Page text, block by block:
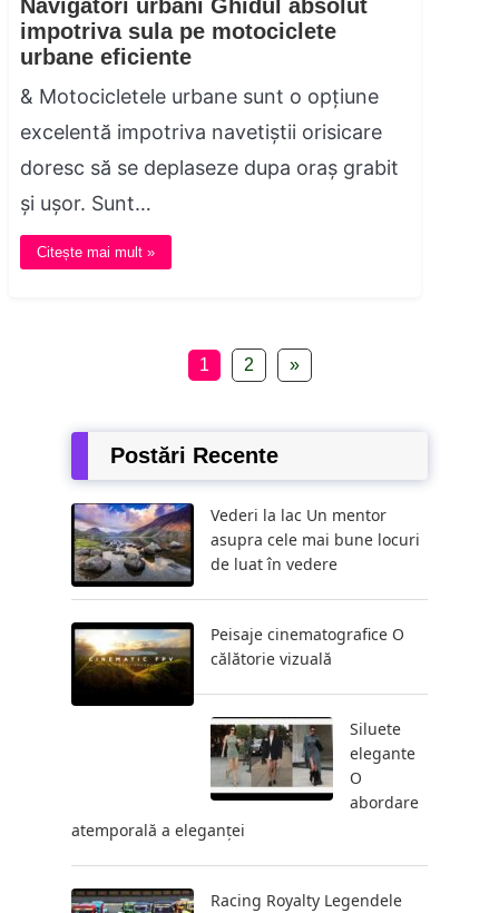
Navigatori urbani Ghidul absolut
impotriva sula pe motociclete
urbane eficiente
& Motocicletele urbane sunt o opțiune
excelentă impotriva navetiștii orisicare
doresc să se deplaseze dupa oraș grabit
și ușor. Sunt…
Citește mai mult »
1 2 »
Postări Recente
Vederi la lac Un mentor
asupra cele mai bune locuri
de luat în vedere
Peisaje cinematografice O
călătorie vizuală
Siluete
elegante
O
abordare
atemporală a eleganței
Racing Royalty Legendele